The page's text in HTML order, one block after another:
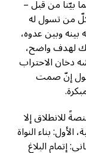
بيّنا من قبل –
من تسول له
وبين عدوه،
لهدف واضح،
دخان الاحتراب
نقول إنّ صمت
للانطلاق إلا
بناء النواة
إتمام البلاغ